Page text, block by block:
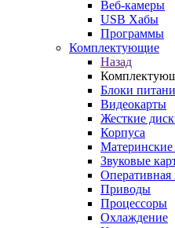
Веб-камеры
USB Хабы
Программы
Комплектующие
Назад
Блоки
Видеокарты
Жесткие
Корпуса
Звуковые
Оперативная
Приводы
Процессоры
Охлаждение